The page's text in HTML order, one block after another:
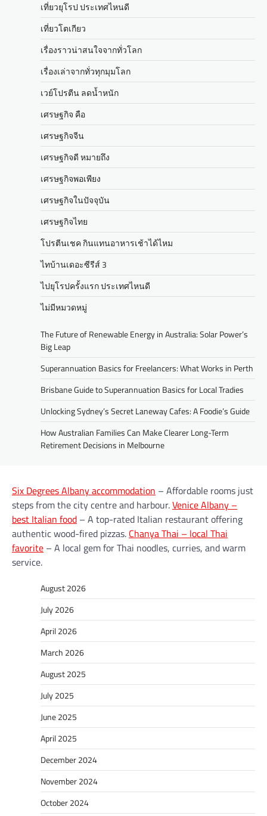
เที่ยวยุโรป ประเทศไหนดี
เที่ยวโตเกียว
เรื่องราวน่าสนใจจากทั่วโลก
เรื่องเล่าจากทั่วทุกมุมโลก
เวย์โปรตีน ลดน้ำหนัก
เศรษฐกิจ คือ
เศรษฐกิจจีน
เศรษฐกิจดี หมายถึง
เศรษฐกิจพอเพียง
เศรษฐกิจในปัจจุบัน
เศรษฐกิจไทย
โปรตีนเชค กินแทนอาหารเช้าได้ไหม
ไทบ้านเดอะซีรีส์ 3
ไปยุโรปครั้งแรก ประเทศไหนดี
ไม่มีหมวดหมู่
The Future of Renewable Energy in Australia: Solar Power’s
Big Leap
Superannuation Basics for Freelancers: What Works in Perth
Brisbane Guide to Superannuation Basics for Local Tradies
Unlocking Sydney’s Secret Laneway Cafes: A Foodie’s Guide
How Australian Families Can Make Clearer Long-Term
Retirement Decisions in Melbourne
Six Degrees Albany accommodation – Affordable rooms just
steps from the city centre and harbour.Venice Albany –
best Italian food – A top-rated Italian restaurant offering
authentic wood-fired pizzas. Chanya Thai – local Thai
favorite – A local gem for Thai noodles, curries, and warm
service.
August 2026
July 2026
April 2026
March 2026
August 2025
July 2025
June 2025
April 2025
December 2024
November 2024
October 2024